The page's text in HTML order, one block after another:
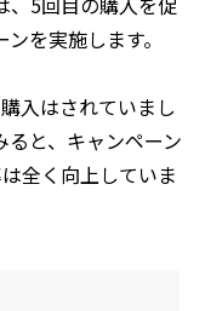
を実施します。
入はされていまし
と、キャンペーン
全く向上していま